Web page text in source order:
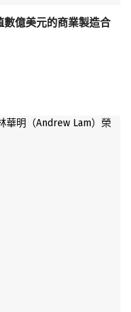
億美元的商業製造合